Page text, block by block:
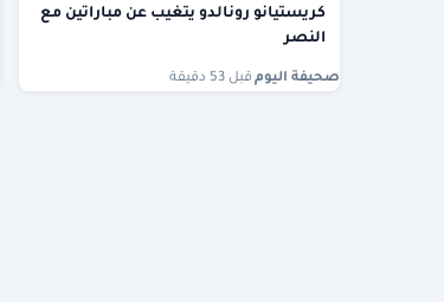
كريستيانو رونالدو يتغيب عن مباراتين مع
النصر
صحيفة اليوم قبل 53 دقيقة